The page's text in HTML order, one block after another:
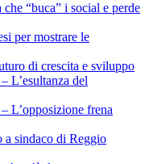
“buca” i social e perde
per mostrare le
di crescita e sviluppo
L’esultanza del
L’opposizione frena
a sindaco di Reggio